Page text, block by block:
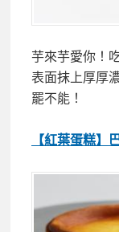
芋來芋愛你！
表面抹上厚厚
罷不能！
【紅葉蛋糕】